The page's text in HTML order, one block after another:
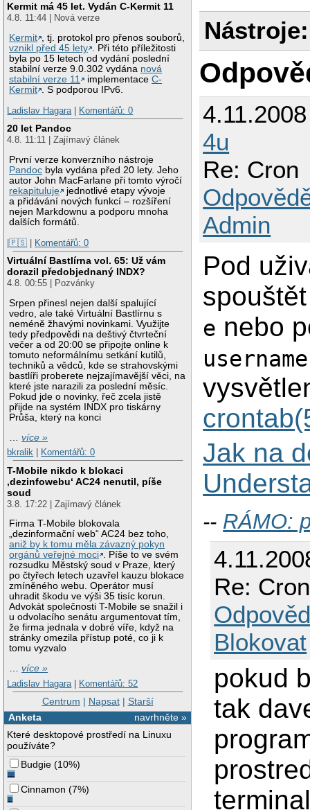
Kermit má 45 let. Vydán C-Kermit 11
4.8. 11:44 | Nová verze
Kermit , tj. protokol pro přenos souborů,
vznikl před 45 lety . Při této příležitosti
byla po 15 letech od vydání poslední
stabilní verze 9.0.302 vydána nová
stabilní verze 11
implementaceC-
Kermit . S podporou IPv6.
Ladislav Hagara | Komentářů: 0
20 let Pandoc
4.8. 11:11 | Zajímavý článek
První verze konverzního nástroje
Pandoc byla vydána před 20 lety. Jeho
autor John MacFarlane při tomto výročí
rekapituluje
jednotlivé etapy vývoje
a přidávání nových funkcí – rozšíření
nejen Markdownu a podporu mnoha
dalších formátů.
|🇵🇸 | Komentářů: 0
Virtuální Bastlírna vol. 65: Už vám
dorazil předobjednaný INDX?
4.8. 00:55 | Pozvánky
Srpen přinesl nejen další spalující
vedro, ale také Virtuální Bastlírnu s
neméně žhavými novinkami. Využijte
tedy předpovědi na deštivý čtvrteční
večer a od 20:00 se připojte online k
tomuto neformálnímu setkání kutilů,
techniků a vědců, kde se strahovskými
bastlíři proberete nejzajímavější věci, na
které jste narazili za poslední měsíc.
Pokud jde o novinky, řeč zcela jistě
přijde na systém INDX pro tiskárny
Průša, který na konci
…více »
bkralik
Komentářů: 0
T-Mobile nikdo k blokaci
‚dezinfowebu‘ AC24 nenutil, píše
soud
3.8. 17:22 | Zajímavý článek
Firma T-Mobile blokovala
„dezinformační web“ AC24 bez toho,
aniž by k tomu měla závazný pokyn
orgánů veřejné moci . Píše to ve svém
rozsudku Městský soud v Praze, který
po čtyřech letech uzavřel kauzu blokace
zmíněného webu. Operátor musí
uhradit škodu ve výši 35 tisíc korun.
Advokát společnosti T-Mobile se snažil i
u odvolacího senátu argumentovat tím,
že firma jednala v dobré víře, když na
stránky omezila přístup poté, co ji k
tomu vyzvalo
…více »
Ladislav Hagara | Komentářů: 52
Centrum | Napsat| Starší
navrhněte »
Anketa
Které desktopové prostředí na Linuxu
používáte?
Budgie (10%)
Cinnamon (7%)
Nástroje:
4u
Re: Cron
Admin
Pod
e nebo
Jak na
-- RÁMO:
Re: Cron
Blokovat
pokud
tak